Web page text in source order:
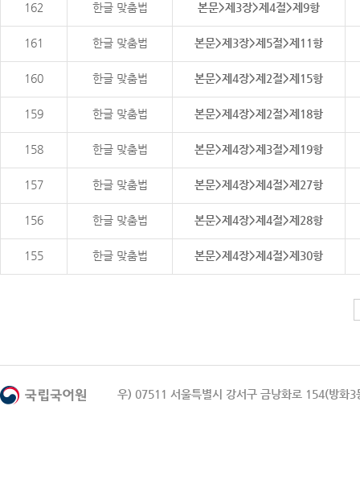
162 한글 맞춤법 본문>제3장>제4절>제9항
161 한글 맞춤법 본문>제3장>제5절>제11항
160 한글 맞춤법 본문>제4장>제2절>제15항
159 한글 맞춤법 본문>제4장>제2절>제18항
158 한글 맞춤법 본문>제4장>제3절>제19항
157 한글 맞춤법 본문>제4장>제4절>제27항
156 한글 맞춤법 본문>제4장>제4절>제28항
155 한글 맞춤법 본문>제4장>제4절>제30항
우) 07511 서울특별시 강서구 금낭화로 154(방화3